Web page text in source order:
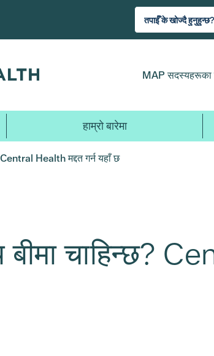
MAP सदस्यहरूका
हाम्रो बारेमा
Central Health मद्दत गर्न यहाँ छ
बीमा चाहिन्छ?